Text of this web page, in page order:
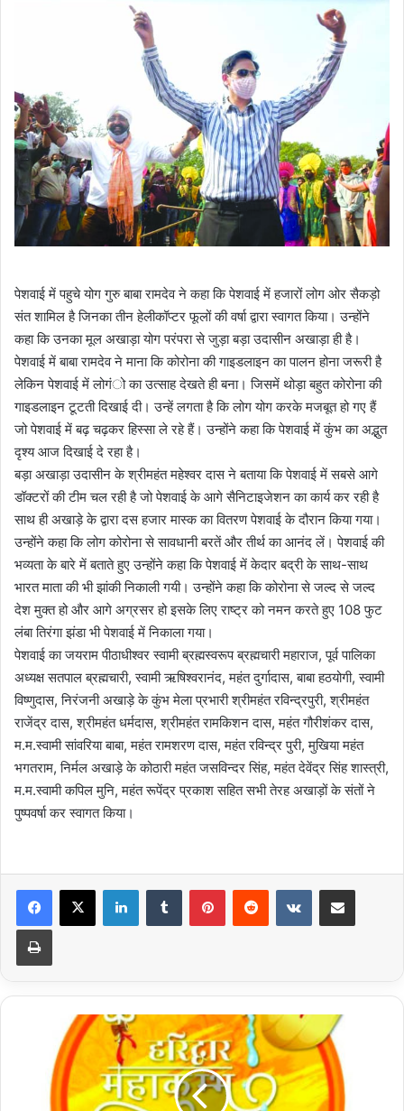
पेशवाई में पहुचे योग गुरु बाबा रामदेव ने कहा कि पेशवाई में हजारों लोग ओर सैकड़ो
संत शामिल है जिनका तीन हेलीकॉप्टर फूलों की वर्षा द्वारा स्वागत किया। उन्होंने
कहा कि उनका मूल अखाड़ा योग परंपरा से जुड़ा बड़ा उदासीन अखाड़ा ही है।
पेशवाई में बाबा रामदेव ने माना कि कोरोना की गाइडलाइन का पालन होना जरूरी है
लेकिन पेशवाई में लोगंो का उत्साह देखते ही बना। जिसमें थोड़ा बहुत कोरोना की
गाइडलाइन टूटती दिखाई दी। उन्हें लगता है कि लोग योग करके मजबूत हो गए हैं
जो पेशवाई में बढ़ चढ़कर हिस्सा ले रहे हैं। उन्होंने कहा कि पेशवाई में कुंभ का अद्भुत
दृश्य आज दिखाई दे रहा है।
बड़ा अखाड़ा उदासीन के श्रीमहंत महेश्वर दास ने बताया कि पेशवाई में सबसे आगे
डॉक्टरों की टीम चल रही है जो पेशवाई के आगे सैनिटाइजेशन का कार्य कर रही है
साथ ही अखाड़े के द्वारा दस हजार मास्क का वितरण पेशवाई के दौरान किया गया।
उन्होंने कहा कि लोग कोरोना से सावधानी बरतें और तीर्थ का आनंद लें। पेशवाई की
भव्यता के बारे में बताते हुए उन्होंने कहा कि पेशवाई में केदार बद्री के साथ-साथ
भारत माता की भी झांकी निकाली गयी। उन्होंने कहा कि कोरोना से जल्द से जल्द
देश मुक्त हो और आगे अग्रसर हो इसके लिए राष्ट्र को नमन करते हुए 108 फुट
लंबा तिरंगा झंडा भी पेशवाई में निकाला गया।
पेशवाई का जयराम पीठाधीश्वर स्वामी ब्रह्मस्वरूप ब्रह्मचारी महाराज, पूर्व पालिका
अध्यक्ष सतपाल ब्रह्मचारी, स्वामी ऋषिश्वरानंद, महंत दुर्गादास, बाबा हठयोगी, स्वामी
विष्णुदास, निरंजनी अखाड़े के कुंभ मेला प्रभारी श्रीमहंत रविन्द्रपुरी, श्रीमहंत
राजेंद्र दास, श्रीमहंत धर्मदास, श्रीमहंत रामकिशन दास, महंत गौरीशंकर दास,
म.म.स्वामी सांवरिया बाबा, महंत रामशरण दास, महंत रविन्द्र पुरी, मुखिया महंत
भगतराम, निर्मल अखाड़े के कोठारी महंत जसविन्दर सिंह, महंत देवेंद्र सिंह शास्त्री,
म.म.स्वामी कपिल मुनि, महंत रूपेंद्र प्रकाश सहित सभी तेरह अखाड़ों के संतों ने
पुष्पवर्षा कर स्वागत किया।
LinkedInTumblr PinterestReddit VKontakteShare via Email
Print